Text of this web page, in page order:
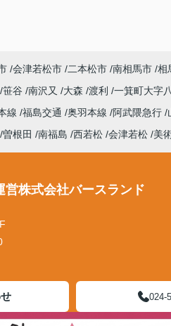
会津若松市 二本松市 南相馬市 相
笹谷 南沢又 大森 渡利 一箕町大字
線 福島交通 奥羽本線 阿武隈急行
曽根田 南福島 西若松 会津若松 美
株式会社バースランド
024-